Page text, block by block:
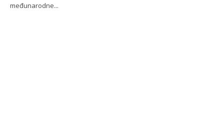
međunarodne...